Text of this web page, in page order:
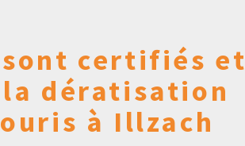
sont certifiés et
dératisation
à Illzach